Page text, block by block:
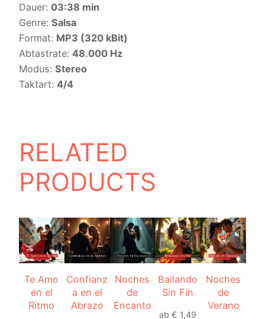
Dauer: 03:38 min
Genre: Salsa
Format: MP3 (320 kBit)
Abtastrate: 48.000 Hz
Modus: Stereo
Taktart: 4/4
RELATED
PRODUCTS
Te Amo
en el
Ritmo
Confianz
a en el
Abrazo
Noches
de
Encanto
Bailando
Sin Fin
ab€ 1,49
Noches
de
Verano